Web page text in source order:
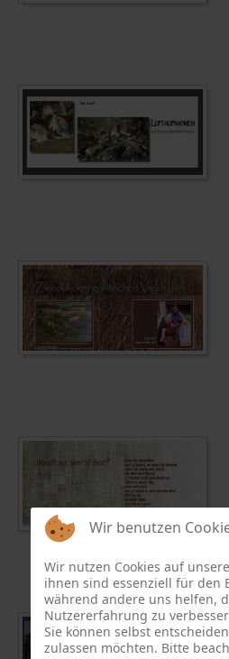
Wir benutzen
Wir nutzen Cookies auf
ihnen sind essenziell für den
während andere uns helfen,
Nutzererfahrung zu
Sie können selbst
zulassen möchten. Bitte